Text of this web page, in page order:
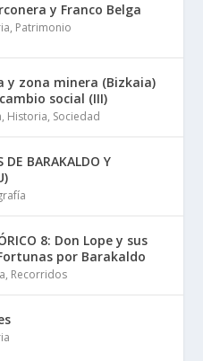
y Franco Belga
, Patrimonio
y zona minera (Bizkaia)
social (III)
, Historia, Sociedad
DE BARAKALDO Y
8: Don Lope y sus
por Barakaldo
, Recorridos